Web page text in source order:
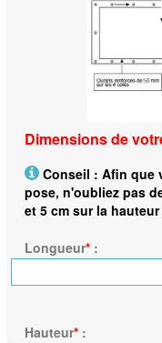
Dimensions de
Conseil : Afin que
pose, n'oubliez pas
et 5 cm sur la
Longueur*:
Hauteur*: